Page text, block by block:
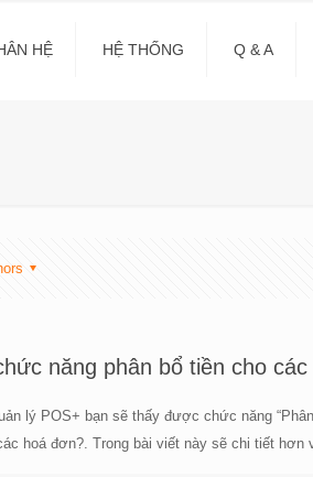
HỆ HỆ THỐNG Q & A
năng phân bổ tiền cho
lý POS+ bạn sẽ thấy được chức năng
hoá đơn?. Trong bài viết này sẽ chi tiết